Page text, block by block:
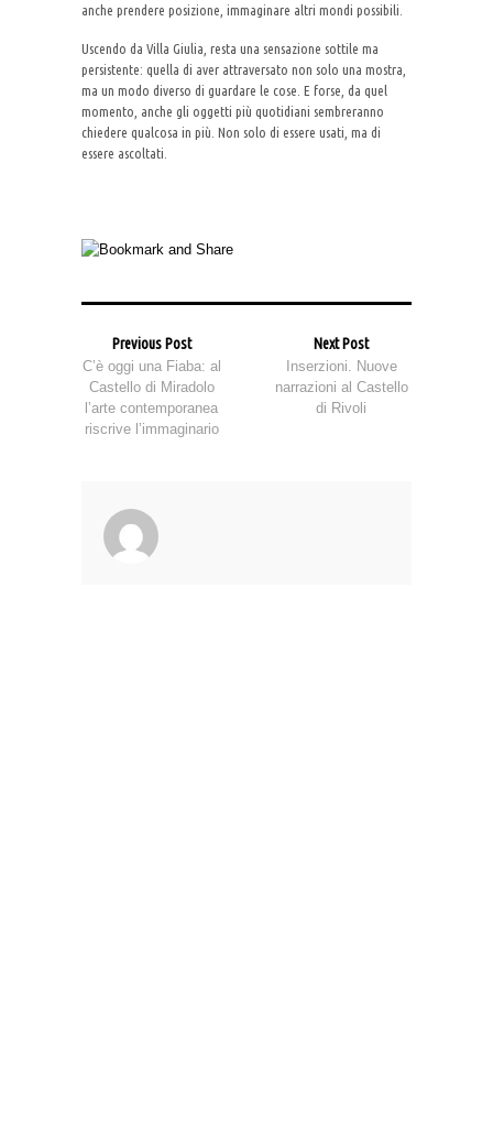
anche prendere posizione, immaginare altri mondi possibili.
Uscendo da Villa Giulia, resta una sensazione sottile ma
persistente: quella di aver attraversato non solo una mostra,
ma un modo diverso di guardare le cose. E forse, da quel
momento, anche gli oggetti più quotidiani sembreranno
chiedere qualcosa in più. Non solo di essere usati, ma di
essere ascoltati.
Previous Post
C’è oggi una Fiaba: al
Castello di Miradolo
l’arte contemporanea
riscrive l’immaginario
Next Post
Inserzioni. Nuove
narrazioni al Castello
di Rivoli